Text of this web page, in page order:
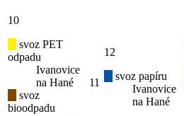
10
svoz PET
odpadu
Ivanovice
na Hané
svoz
bioodpadu
11
12
svoz papíru
Ivanovice
na Hané